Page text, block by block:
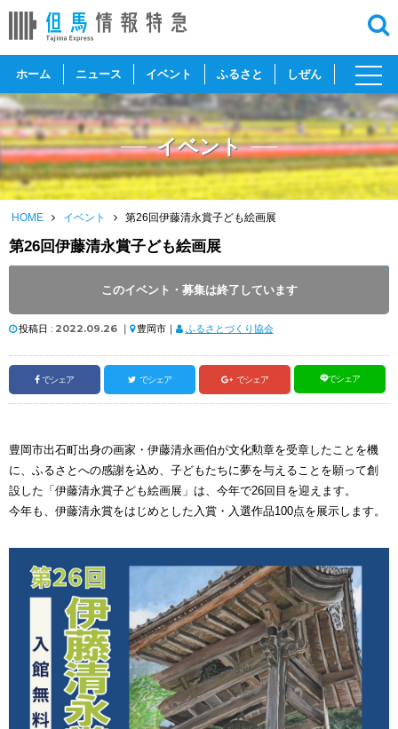
ホーム ニュース イベント ふるさと しぜん
toggle
イベント
HOME イベント 第26回伊藤清永賞子ども絵画展
第26回伊藤清永賞子ども絵画展
このイベント・募集は終了しています
開催時間 : 9:30 ～ 17:00
投稿日 : 2022.09.26 ｜ 豊岡市｜ ふるさとづくり協会
でシェア でシェア でシェア でシェア
豊岡市出石町出身の画家・伊藤清永画伯が文化勲章を受章したことを機
に、ふるさとへの感謝を込め、子どもたちに夢を与えることを願って創
設した「伊藤清永賞子ども絵画展」は、今年で26回目を迎えます。
今年も、伊藤清永賞をはじめとした入賞・入選作品100点を展示します。